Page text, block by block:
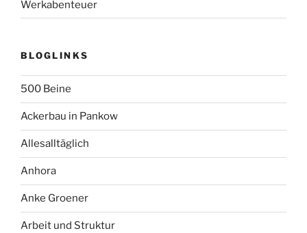
Werkabenteuer
BLOGLINKS
500 Beine
Ackerbau in Pankow
Allesalltäglich
Anhora
Anke Groener
Arbeit und Struktur